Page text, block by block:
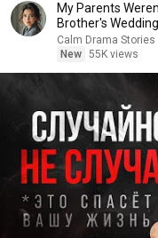
My Parents
Brother's Wedding
Calm Drama Stories
New 55K views